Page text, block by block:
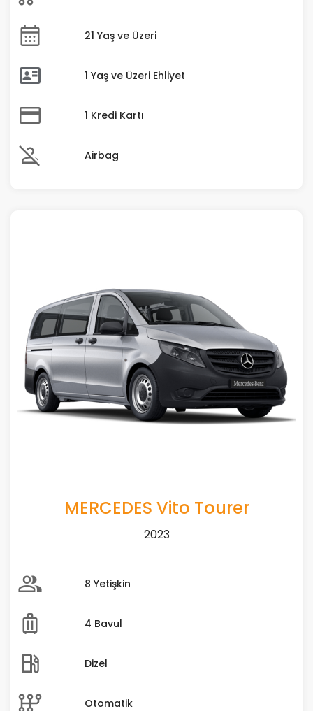
21 Yaş ve Üzeri
1 Yaş ve Üzeri Ehliyet
1 Kredi Kartı
Airbag
MERCEDES Vito Tourer
2023
8 Yetişkin
4 Bavul
Dizel
Otomatik